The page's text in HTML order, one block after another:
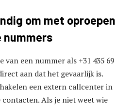
om met oproepen
nummers
een nummer als +31 435 69
aan dat het gevaarlijk is.
een extern callcenter in
Als je niet weet wie